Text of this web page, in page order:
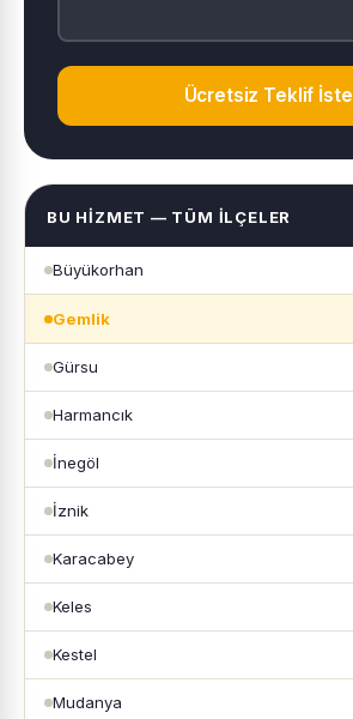
Ücretsiz Teklif İste
BU HIZMET — TÜM İLÇELER
Büyükorhan
Gemlik
Gürsu
Harmancık
İnegöl
İznik
Karacabey
Keles
Kestel
Mudanya